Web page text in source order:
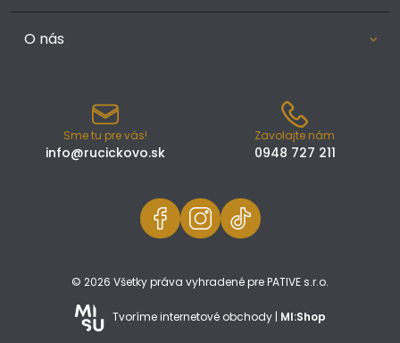
O nás
Sme tu pre vás!
info@rucickovo.sk
Zavolajte nám
0948 727 211
© 2026 Všetky práva vyhradené pre PATIVE s.r.o.
Tvoríme internetové obchody | MI:Shop